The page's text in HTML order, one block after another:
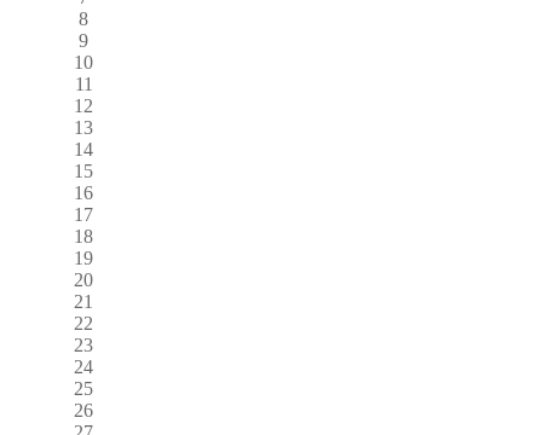
8
9
10
11
12
13
14
15
16
17
18
19
20
21
22
23
24
25
26